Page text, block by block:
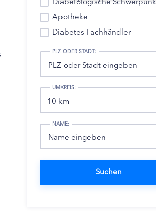
Apotheke
Diabetes-Fachhändler
PLZ ODER STADT:
UMKREIS:
NAME: